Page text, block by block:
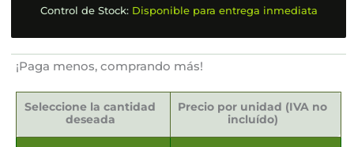
Control de Stock: Disponible para entrega inmediata
¡Paga menos, comprando más!
Seleccione la cantidad
deseada
Precio por unidad (IVA no
incluído)
Rectangulares